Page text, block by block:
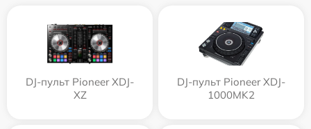
DJ-пульт Pioneer XDJ-
XZ
DJ-пульт Pioneer XDJ-
1000MK2